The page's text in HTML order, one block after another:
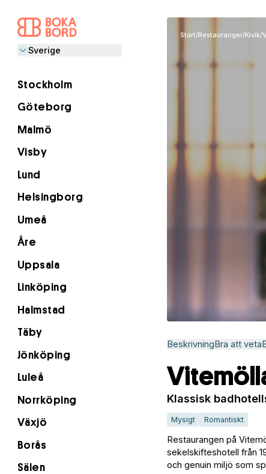
Sverige
Stockholm
Göteborg
Malmö
Visby
Lund
Helsingborg
Umeå
Åre
Uppsala
Linköping
Halmstad
Täby
Jönköping
Luleå
Norrköping
Växjö
Borås
Sälen
Start/Restauranger/Kivik/
BeskrivningBra att veta
Klassisk
Mysigt Romantiskt
Restaurangen på
sekelskifteshotell från
och genuin miljö som